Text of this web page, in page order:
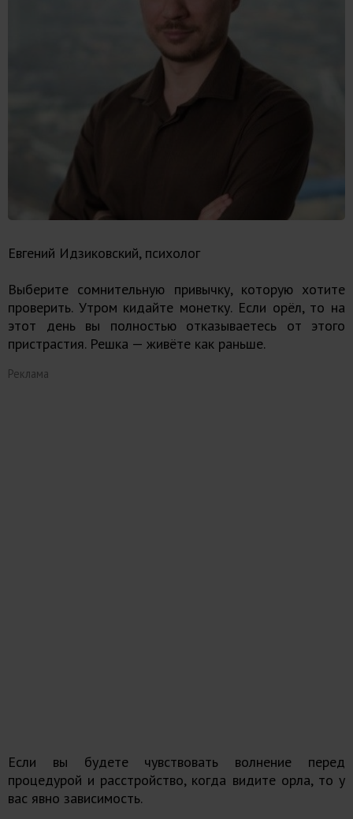
Евгений Идзиковский, психолог
Выберите сомнительную привычку, которую хотите
проверить. Утром кидайте монетку. Если орёл, то на
этот день вы полностью отказываетесь от этого
пристрастия. Решка — живёте как раньше.
Реклама
Если вы будете чувствовать волнение перед
процедурой и расстройство, когда видите орла, то у
вас явно зависимость.